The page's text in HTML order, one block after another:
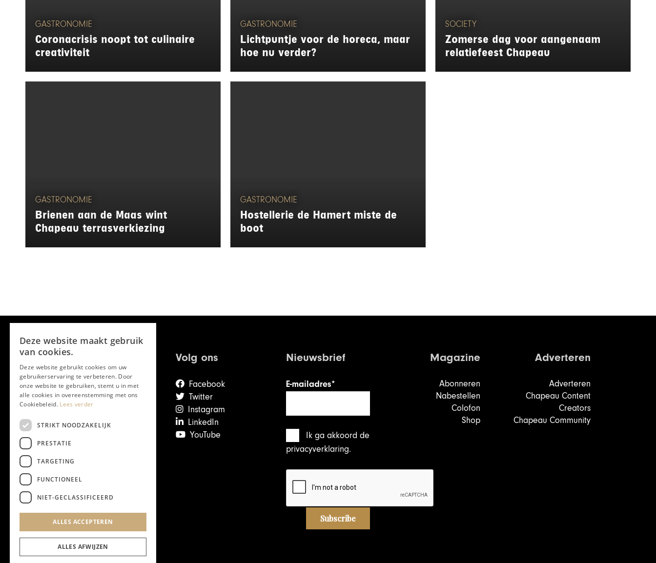
GASTRONOMIE
Coronacrisis noopt tot culinaire
creativiteit
GASTRONOMIE
Lichtpuntje voor de horeca, maar
hoe nu verder?
SOCIETY
Zomerse dag voor aangenaam
relatiefeest Chapeau
GASTRONOMIE
Brienen aan de Maas wint
Chapeau terrasverkiezing
GASTRONOMIE
Hostellerie de Hamert miste de
boot
Mail de redactie
Contact
Vacatures & stages
Volg ons
Facebook
Twitter
Instagram
LinkedIn
YouTube
Nieuwsbrief
E-mailadres*
Ik ga akkoordde
privacyverklaring.
Magazine
Abonneren
Nabestellen
Colofon
Shop
Adverteren
Adverteren
Chapeau Content
Creators
Chapeau Community
Deze website maakt gebruik
van cookies.
Deze website gebruikt cookies om uw
gebruikerservaring te verbeteren. Door
onze website te gebruiken, stemt u in met
alle cookies in overeenstemming met ons
Cookiebeleid. Lees verder
STRIKT NOODZAKELIJK
PRESTATIE
TARGETING
FUNCTIONEEL
NIET-GECLASSIFICEERD
ALLES ACCEPTEREN
ALLES AFWIJZEN